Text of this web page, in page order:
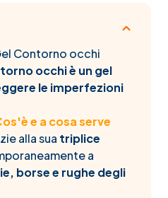
Contorno occhi
occhi è un gel
le imperfezioni
e a cosa serve
alla sua triplice
a
borse e rughe degli